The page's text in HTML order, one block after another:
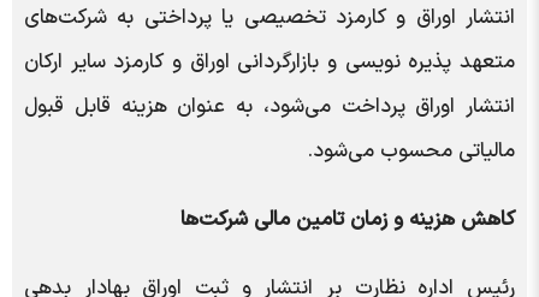
انتشار اوراق و کارمزد تخصیصی یا پرداختی به شرکت‌های
متعهد پذیره نویسی و بازارگردانی اوراق و کارمزد سایر ارکان
انتشار اوراق پرداخت می‌شود، به عنوان هزینه قابل قبول
مالیاتی محسوب می‌شود.
کاهش هزینه و زمان تامین مالی شرکت‌ها
رئیس اداره نظارت بر انتشار و ثبت اوراق بهادار بدهی